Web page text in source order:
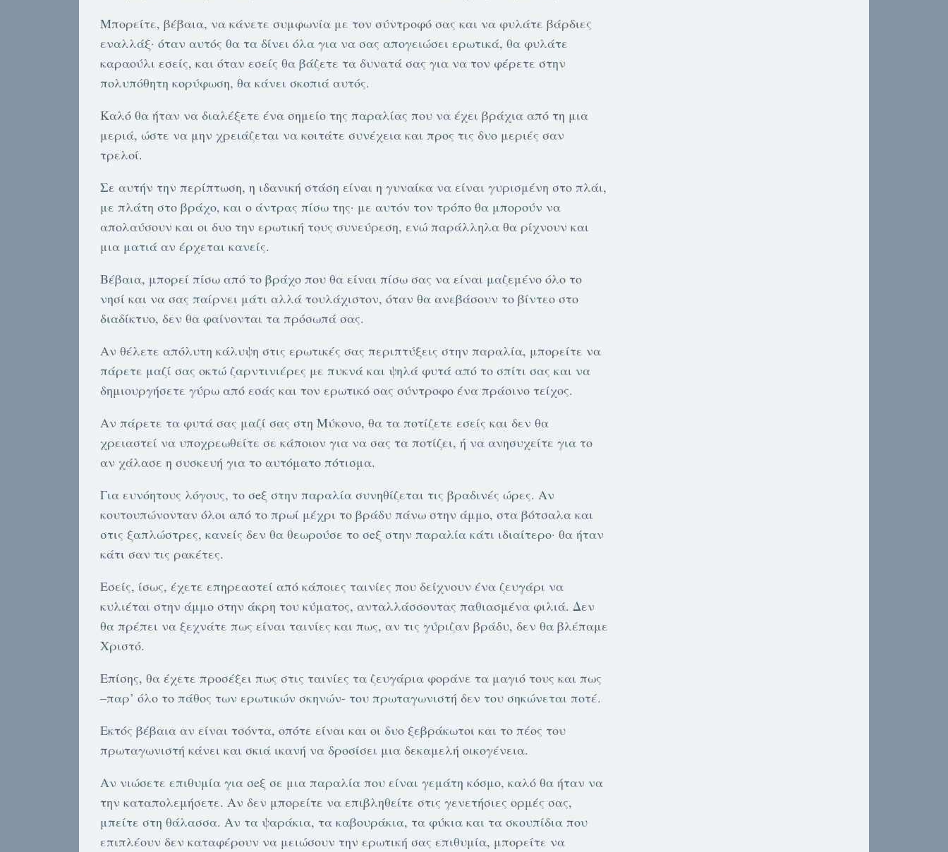
Μπορείτε, βέβαια, να κάνετε συμφωνία με τον σύντροφό σας και να φυλάτε βάρδιες
εναλλάξ· όταν αυτός θα τα δίνει όλα για να σας απογειώσει ερωτικά, θα φυλάτε
καραούλι εσείς, και όταν εσείς θα βάζετε τα δυνατά σας για να τον φέρετε στην
πολυπόθητη κορύφωση, θα κάνει σκοπιά αυτός.
Καλό θα ήταν να διαλέξετε ένα σημείο της παραλίας που να έχει βράχια από τη μια
μεριά, ώστε να μην χρειάζεται να κοιτάτε συνέχεια και προς τις δυο μεριές σαν
τρελοί.
Σε αυτήν την περίπτωση, η ιδανική στάση είναι η γυναίκα να είναι γυρισμένη στο πλάι,
με πλάτη στο βράχο, και ο άντρας πίσω της· με αυτόν τον τρόπο θα μπορούν να
απολαύσουν και οι δυο την ερωτική τους συνεύρεση, ενώ παράλληλα θα ρίχνουν και
μια ματιά αν έρχεται κανείς.
Βέβαια, μπορεί πίσω από το βράχο που θα είναι πίσω σας να είναι μαζεμένο όλο το
νησί και να σας παίρνει μάτι αλλά τουλάχιστον, όταν θα ανεβάσουν το βίντεο στο
διαδίκτυο, δεν θα φαίνονται τα πρόσωπά σας.
Αν θέλετε απόλυτη κάλυψη στις ερωτικές σας περιπτύξεις στην παραλία, μπορείτε να
πάρετε μαζί σας οκτώ ζαρντινιέρες με πυκνά και ψηλά φυτά από το σπίτι σας και να
δημιουργήσετε γύρω από εσάς και τον ερωτικό σας σύντροφο ένα πράσινο τείχος.
Αν πάρετε τα φυτά σας μαζί σας στη Μύκονο, θα τα ποτίζετε εσείς και δεν θα
χρειαστεί να υποχρεωθείτε σε κάποιον για να σας τα ποτίζει, ή να ανησυχείτε για το
αν χάλασε η συσκευή για το αυτόματο πότισμα.
Για ευνόητους λόγους, το σeξ στην παραλία συνηθίζεται τις βραδινές ώρες. Αν
κουτουπώνονταν όλοι από το πρωί μέχρι το βράδυ πάνω στην άμμο, στα βότσαλα και
στις ξαπλώστρες, κανείς δεν θα θεωρούσε το σeξ στην παραλία κάτι ιδιαίτερο· θα ήταν
κάτι σαν τις ρακέτες.
Εσείς, ίσως, έχετε επηρεαστεί από κάποιες ταινίες που δείχνουν ένα ζευγάρι να
κυλιέται στην άμμο στην άκρη του κύματος, ανταλλάσσοντας παθιασμένα φιλιά. Δεν
θα πρέπει να ξεχνάτε πως είναι ταινίες και πως, αν τις γύριζαν βράδυ, δεν θα βλέπαμε
Χριστό.
Επίσης, θα έχετε προσέξει πως στις ταινίες τα ζευγάρια φοράνε τα μαγιό τους και πως
–παρ’ όλο το πάθος των ερωτικών σκηνών- του πρωταγωνιστή δεν του σηκώνεται ποτέ.
Εκτός βέβαια αν είναι τσόvτα, οπότε είναι και οι δυο ξεβράκωτοι και το πέoς του
πρωταγωνιστή κάνει και σκιά ικανή να δροσίσει μια δεκαμελή οικογένεια.
Αν νιώσετε επιθυμία για σeξ σε μια παραλία που είναι γεμάτη κόσμο, καλό θα ήταν να
την καταπολεμήσετε. Αν δεν μπορείτε να επιβληθείτε στις γενετήσιες ορμές σας,
μπείτε στη θάλασσα. Αν τα ψαράκια, τα καβουράκια, τα φύκια και τα σκουπίδια που
επιπλέουν δεν καταφέρουν να μειώσουν την ερωτική σας επιθυμία, μπορείτε να